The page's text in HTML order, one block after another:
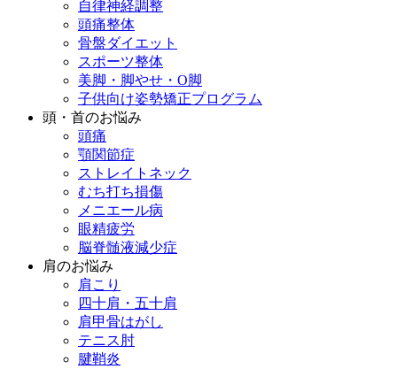
自律神経調整
頭痛整体
骨盤ダイエット
スポーツ整体
美脚・脚やせ・O脚
子供向け姿勢矯正プログラム
頭・首のお悩み
頭痛
顎関節症
ストレイトネック
むち打ち損傷
メニエール病
眼精疲労
脳脊髄液減少症
肩のお悩み
肩こり
四十肩・五十肩
肩甲骨はがし
テニス肘
腱鞘炎